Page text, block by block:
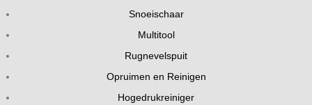
Snoeischaar
Multitool
Rugnevelspuit
Opruimen en Reinigen
Hogedrukreiniger